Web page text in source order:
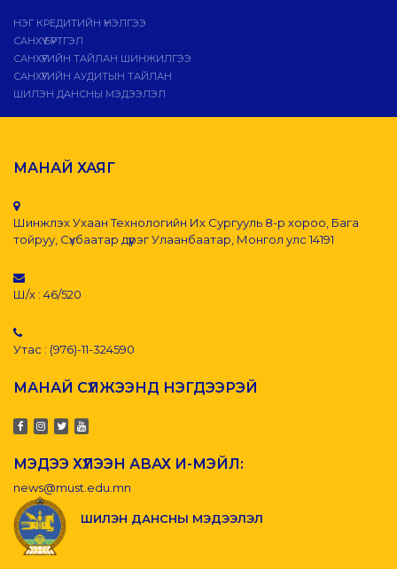
НЭГ КРЕДИТИЙН ҮНЭЛГЭЭ
САНХҮҮ БҮРТГЭЛ
САНХҮҮГИЙН ТАЙЛАН ШИНЖИЛГЭЭ
САНХҮҮГИЙН АУДИТЫН ТАЙЛАН
ШИЛЭН ДАНСНЫ МЭДЭЭЛЭЛ
МАНАЙ ХАЯГ
Шинжлэх Ухаан Технологийн Их Сургууль 8-р хороо, Бага
тойруу, Сүхбаатар дүүрэг Улаанбаатар, Монгол улс 14191
Ш/х : 46/520
Утас : (976)-11-324590
МАНАЙ СҮЛЖЭЭНД НЭГДЭЭРЭЙ
МЭДЭЭ ХҮЛЭЭН АВАХ И-МЭЙЛ:
news@must.edu.mn
ШИЛЭН ДАНСНЫ МЭДЭЭЛЭЛ